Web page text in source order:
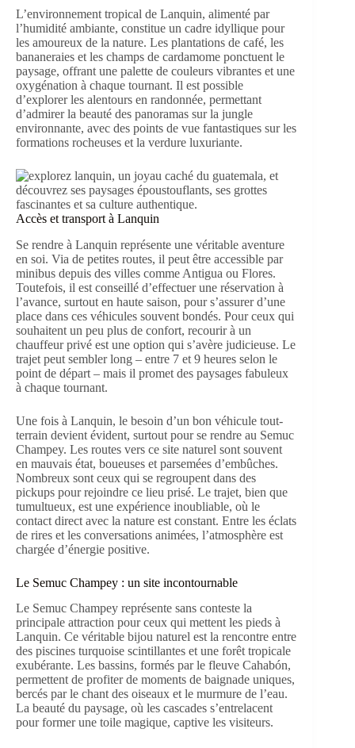
L’environnement tropical de Lanquin, alimenté par
l’humidité ambiante, constitue un cadre idyllique pour
les amoureux de la nature. Les plantations de café, les
bananeraies et les champs de cardamome ponctuent le
paysage, offrant une palette de couleurs vibrantes et une
oxygénation à chaque tournant. Il est possible
d’explorer les alentours en randonnée, permettant
d’admirer la beauté des panoramas sur la jungle
environnante, avec des points de vue fantastiques sur les
formations rocheuses et la verdure luxuriante.
Accès et transport à Lanquin
Se rendre à Lanquin représente une véritable aventure
en soi. Via de petites routes, il peut être accessible par
minibus depuis des villes comme Antigua ou Flores.
Toutefois, il est conseillé d’effectuer une réservation à
l’avance, surtout en haute saison, pour s’assurer d’une
place dans ces véhicules souvent bondés. Pour ceux qui
souhaitent un peu plus de confort, recourir à un
chauffeur privé est une option qui s’avère judicieuse. Le
trajet peut sembler long – entre 7 et 9 heures selon le
point de départ – mais il promet des paysages fabuleux
à chaque tournant.
Une fois à Lanquin, le besoin d’un bon véhicule tout-
terrain devient évident, surtout pour se rendre au Semuc
Champey. Les routes vers ce site naturel sont souvent
en mauvais état, boueuses et parsemées d’embûches.
Nombreux sont ceux qui se regroupent dans des
pickups pour rejoindre ce lieu prisé. Le trajet, bien que
tumultueux, est une expérience inoubliable, où le
contact direct avec la nature est constant. Entre les éclats
de rires et les conversations animées, l’atmosphère est
chargée d’énergie positive.
Le Semuc Champey : un site incontournable
Le Semuc Champey représente sans conteste la
principale attraction pour ceux qui mettent les pieds à
Lanquin. Ce véritable bijou naturel est la rencontre entre
des piscines turquoise scintillantes et une forêt tropicale
exubérante. Les bassins, formés par le fleuve Cahabón,
permettent de profiter de moments de baignade uniques,
bercés par le chant des oiseaux et le murmure de l’eau.
La beauté du paysage, où les cascades s’entrelacent
pour former une toile magique, captive les visiteurs.